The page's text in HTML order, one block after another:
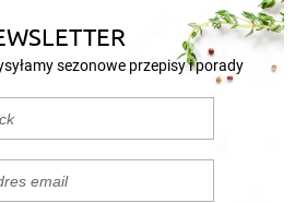
sezonowe przepisy i porady